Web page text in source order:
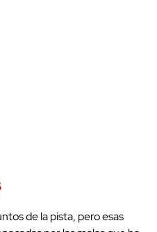
de la pista, pero esas